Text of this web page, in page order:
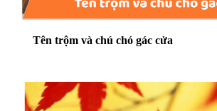
Tên trộm và chú chó gác cửa